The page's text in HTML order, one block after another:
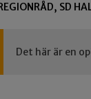
SD
Det här är en